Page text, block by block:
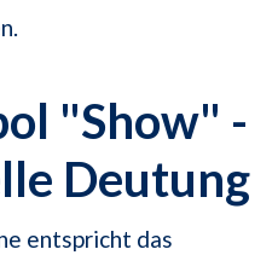
"Show" -
Deutung
entspricht das